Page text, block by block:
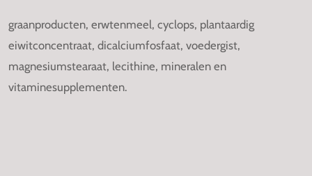
graanproducten, erwtenmeel, cyclops, plantaardig
eiwitconcentraat, dicalciumfosfaat, voedergist,
magnesiumstearaat, lecithine, mineralen en
vitaminesupplementen.